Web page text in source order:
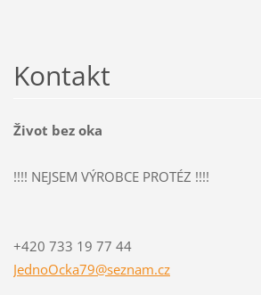
Kontakt
Život bez oka
!!!! NEJSEM VÝROBCE PROTÉZ !!!!
+420 733 19 77 44
JednoOcka79@seznam.cz